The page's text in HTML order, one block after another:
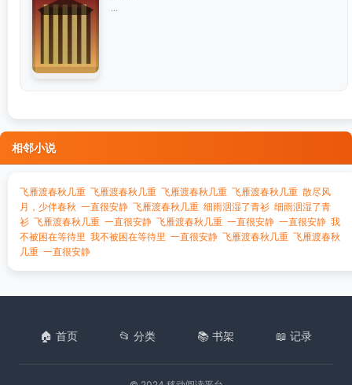
相邻小说
飞雁渡春秋几重 飞雁渡春秋几重 飞雁渡春秋几重 飞雁渡春秋几重 散尽风
月，少伴春秋 一直很安静 飞雁渡春秋几重 细雨洇湿了青衫 细雨洇湿了青
衫 飞雁渡春秋几重 一直很安静 飞雁渡春秋几重 一直很安静 一直很安静 我
不被困在等待里 我不被困在等待里 一直很安静 飞雁渡春秋几重 飞雁渡春秋
几重 一直很安静
🏠 首页 📂 分类 📚 书架 📖 记录